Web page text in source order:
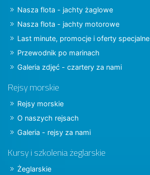
Nasza flota - jachty żaglowe
Nasza flota - jachty motorowe
Last minute, promocje i oferty specjalne
Przewodnik po marinach
Galeria zdjęć - czartery za nami
Rejsy morskie
Rejsy morskie
O naszych rejsach
Galeria - rejsy za nami
Kursy i szkolenia żeglarskie
Żeglarskie